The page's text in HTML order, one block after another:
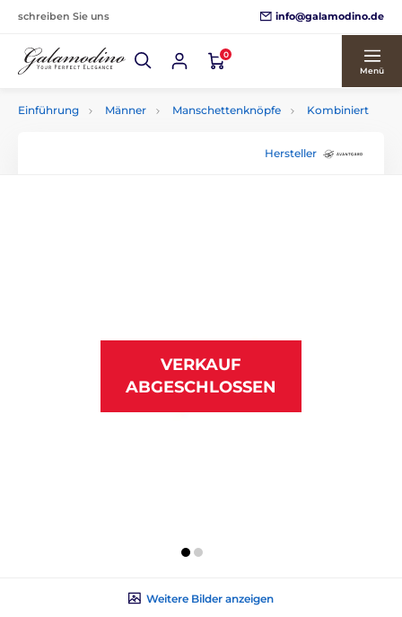
schreiben Sie uns info@galamodino.de
0
Menü
Einführung Männer Manschettenknöpfe Kombiniert
Hersteller
VERKAUF
ABGESCHLOSSEN
Weitere Bilder anzeigen